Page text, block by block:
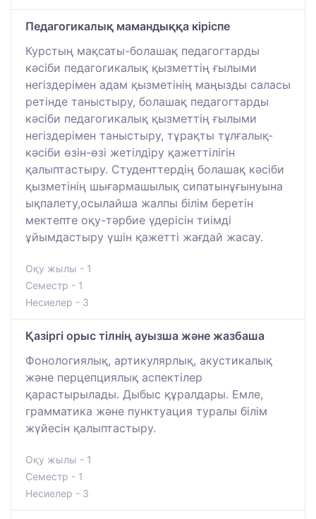
Педагогикалық мамандыққа кіріспе
Курстың мақсаты-болашақ педагогтарды
кәсіби педагогикалық қызметтің ғылыми
негіздерімен адам қызметінің маңызды саласы
ретінде таныстыру, болашақ педагогтарды
кәсіби педагогикалық қызметтің ғылыми
негіздерімен таныстыру, тұрақты тұлғалық-
кәсіби өзін-өзі жетілдіру қажеттілігін
қалыптастыру. Студенттердің болашақ кәсіби
қызметінің шығармашылық сипатынұғынуына
ықпалету,осылайша жалпы білім беретін
мектепте оқу-тәрбие үдерісін тиімді
ұйымдастыру үшін қажетті жағдай жасау.
Оқу жылы - 1
Семестр - 1
Несиелер - 3
Қазіргі орыс тілнің ауызша және жазбаша
Фонологиялық, артикулярлық, акустикалық
және перцепциялық аспектілер
қарастырылады. Дыбыс құралдары. Емле,
грамматика және пунктуация туралы білім
жүйесін қалыптастыру.
Оқу жылы - 1
Семестр - 1
Несиелер - 3